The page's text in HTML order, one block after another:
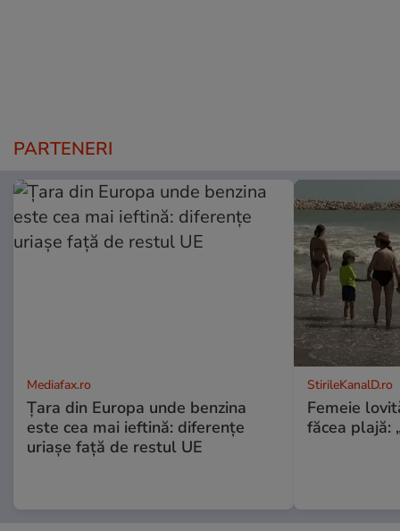
PARTENERI
Mediafax.ro
Țara din Europa unde benzina
este cea mai ieftină: diferențe
uriașe față de restul UE
StirileKanalD.ro
Femeie
făcea plajă: